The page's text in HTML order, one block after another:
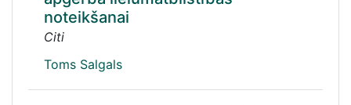
noteikšanai
Citi
Toms Salgals